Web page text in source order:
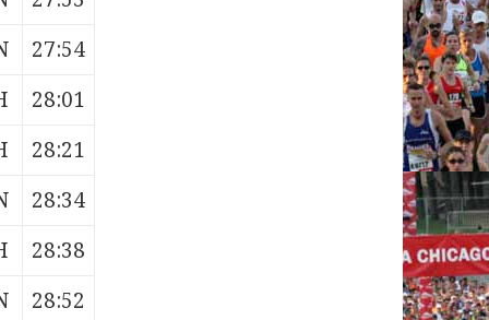
27:54
28:01
28:21
28:34
28:38
28:52